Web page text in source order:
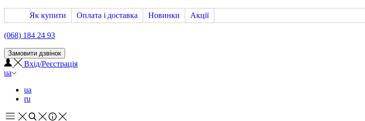
Як купити Оплата і доставка Новинки Акції
(068) 184 24 93
Замовити дзвінок
Вхід/Реєстрація
ua
ua
ru